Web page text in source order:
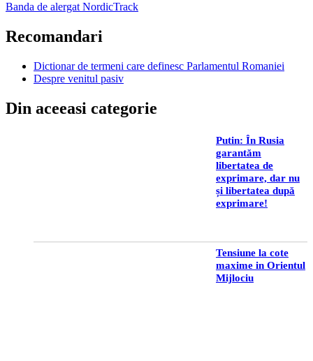
Banda de alergat NordicTrack
Recomandari
Dictionar de termeni care definesc Parlamentul Romaniei
Despre venitul pasiv
Din aceeasi categorie
Putin: În Rusia
garantăm
libertatea de
exprimare, dar nu
și libertatea după
exprimare!
Tensiune la cote
maxime in Orientul
Mijlociu